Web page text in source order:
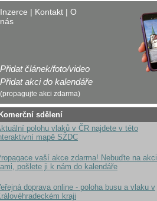
Inzerce | Kontakt | O
nás
Přidat článek/foto/video
Přidat akci do kalendáře
(propagujte akci zdarma)
Komerční sdělení
polohu vlaků v ČR najdete v této
mapě SŽDC
vaší akce zdarma! Nebuďte na akci
pošlete ji k nám do kalendáře
doprava online - poloha busu a vlaku v
kraji